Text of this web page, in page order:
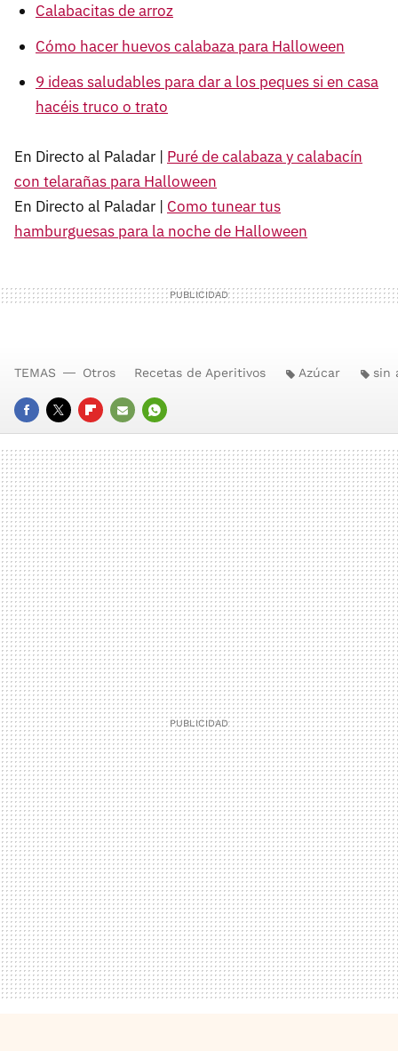
Calabacitas de arroz
Cómo hacer huevos calabaza para Halloween
9 ideas saludables para dar a los peques si en casa
hacéis truco o trato
En Directo al Paladar | Puré de calabaza y calabacín
con telarañas para Halloween
En Directo al Paladar | Como tunear tus
hamburguesas para la noche de Halloween
FACEBOOK
TWITTERFLIPBOARD
E-
MAIL
WHATSAPP
TEMAS Otros Recetas de Aperitivos Azúcar sin